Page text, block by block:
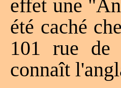
effet une
été caché
101 rue de
connaît